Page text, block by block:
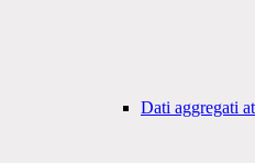
Dati aggregati